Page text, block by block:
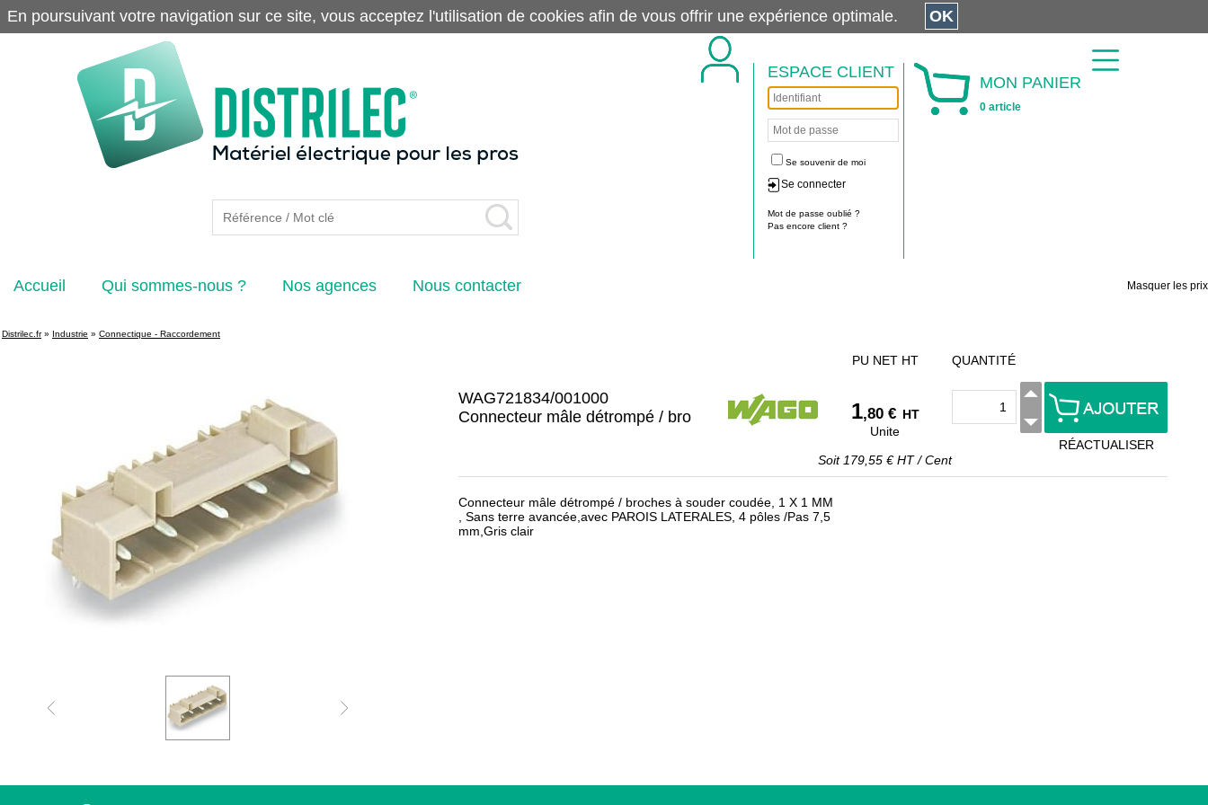
ESPACE CLIENT
Se souvenir de moi
Se connecter
Mot de passe oublié ?
Pas encore client ?
MON PANIER
0 article
Accueil Qui sommes-nous ? Nos agences Nous contacter Masquer les prix
Distrilec.fr» Industrie » Connectique - Raccordement
WAG721834/001000
Connecteur mâle détrompé / bro
PU NET HT
1,80 € HT
Unite
Soit 179,55 € HT/Cent
QUANTITÉ
RÉACTUALISER
Connecteur mâle détrompé / broches à souder coudée, 1 X 1 MM
, Sans terre avancée,avec PAROIS LATERALES, 4 pôles /Pas 7,5
mm,Gris clair
En poursuivant votre navigation sur ce site, vous acceptez l'utilisation de cookies afin de vous offrir une expérience optimale. OK